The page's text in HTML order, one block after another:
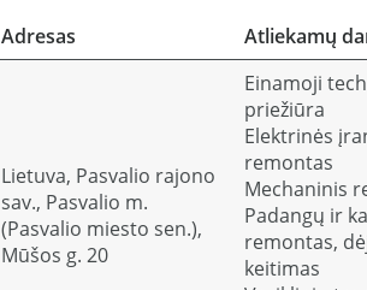
Adresas Atliekamų
Lietuva, Pasvalio rajono
sav., Pasvalio m.
(Pasvalio miesto sen.),
Mūšos g. 20
Einamoji
priežiūra
Elektrinės
remontas
Mechaninis
Padangų ir
remontas,
keitimas